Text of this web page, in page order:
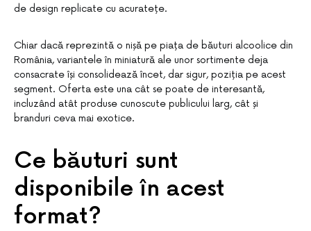
de design replicate cu acuratețe.
Chiar dacă reprezintă o nișă pe piața de băuturi alcoolice din
România, variantele în miniatură ale unor sortimente deja
consacrate își consolidează încet, dar sigur, poziția pe acest
segment. Oferta este una cât se poate de interesantă,
incluzând atât produse cunoscute publicului larg, cât și
branduri ceva mai exotice.
Ce băuturi sunt
disponibile în acest
format?